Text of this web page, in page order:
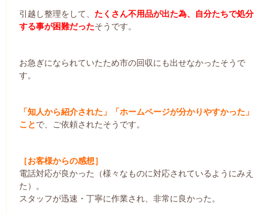
引越し整理をして、 たくさん不用品が出た為、自分たちで処分
する事が困難だったそうです。
お急ぎになられていたため市の回収にも出せなかったそうで
す。
「知人から紹介された」「ホームページが分かりやすかった」
ことで、ご依頼されたそうです。
［お客様からの感想］
電話対応が良かった（様々なものに対応されているようにみえ
た）。
スタッフが迅速・丁寧に作業され、非常に良かった。